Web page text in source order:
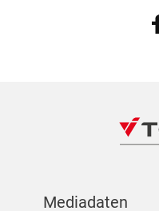
Mediadaten